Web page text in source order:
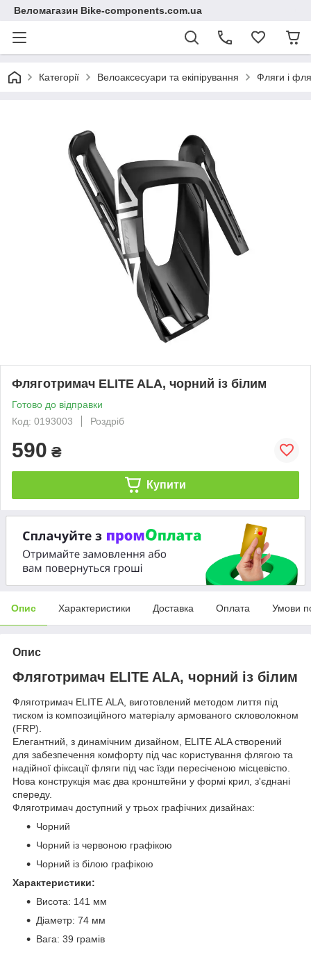
Веломагазин Bike-components.com.ua
Категорії Велоаксесуари та екіпірування Фляги і
Фляготримач ELITE ALA, чорний із білим
Готово до відправки
Код: 0193003
Роздріб
590 ₴
Купити
Опис Характеристики Доставка Оплата Умови
Опис
Фляготримач ELITE ALA, чорний із білим
Фляготримач ELITE ALA, виготовлений методом лиття під
тиском із композиційного матеріалу армованого скловолокном
(FRP).
Елегантний, з динамічним дизайном, ELITE ALA створений
для забезпечення комфорту під час користування флягою та
надійної фіксації фляги під час їзди пересіченою місцевістю.
Нова конструкція має два кронштейни у формі крил, з'єднані
спереду.
Фляготримач доступний у трьох графічних дизайнах:
Чорний
Чорний із червоною графікою
Чорний із білою графікою
Характеристики:
Висота: 141 мм
Діаметр: 74 мм
Вага: 39 грамів